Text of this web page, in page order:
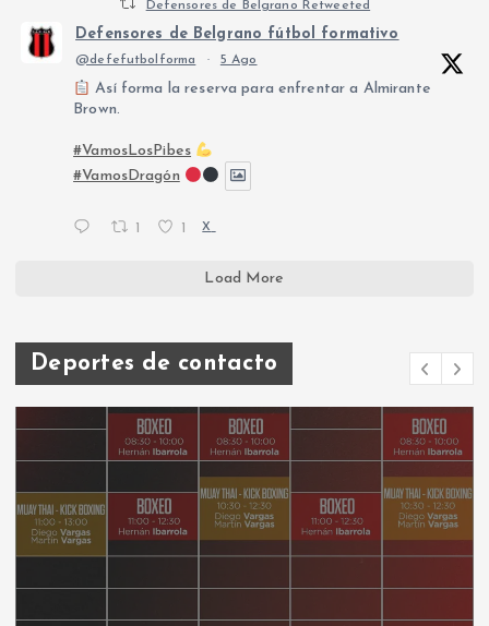
Defensores de Belgrano Retweeted
Defensores de Belgrano fútbol formativo
@defefutbolforma · 5 Ago
Así forma la reserva para enfrentar a Almirante
Brown.
#VamosLosPibes
#VamosDragón
1 1 X
Load More
Deportes de contacto